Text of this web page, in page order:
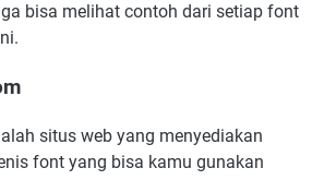
bisa melihat contoh dari setiap font
situs web yang menyediakan
font yang bisa kamu gunakan